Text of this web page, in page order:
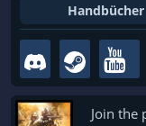
Handbücher
Join the